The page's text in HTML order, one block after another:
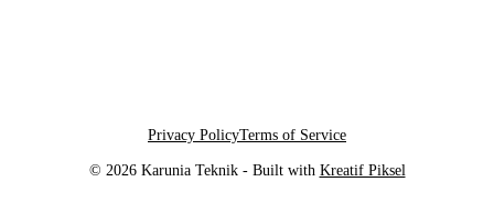
© 2026 Karunia Teknik - Built with Kreatif Piksel
Privacy PolicyTerms of Service